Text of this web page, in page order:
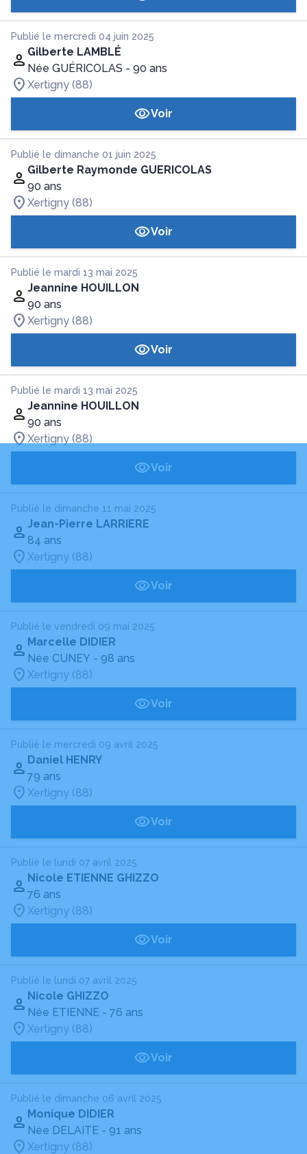
Publié le mercredi 04 juin 2025
Gilberte LAMBLÉ
Née GUÉRICOLAS - 90 ans
Xertigny (88)
Voir
Publié le dimanche 01 juin 2025
Gilberte Raymonde GUERICOLAS
90 ans
Xertigny (88)
Voir
Publié le mardi 13 mai 2025
Jeannine HOUILLON
90 ans
Xertigny (88)
Voir
Publié le mardi 13 mai 2025
Jeannine HOUILLON
90 ans
Xertigny (88)
Voir
Publié le dimanche 11 mai 2025
Jean-Pierre LARRIERE
84 ans
Xertigny (88)
Voir
Publié le vendredi 09 mai 2025
Marcelle DIDIER
Née CUNEY - 98 ans
Xertigny (88)
Voir
Publié le mercredi 09 avril 2025
Daniel HENRY
79 ans
Xertigny (88)
Voir
Publié le lundi 07 avril 2025
Nicole ETIENNE GHIZZO
76 ans
Xertigny (88)
Voir
Publié le lundi 07 avril 2025
Nicole GHIZZO
Née ETIENNE - 76 ans
Xertigny (88)
Voir
Publié le dimanche 06 avril 2025
Monique DIDIER
Née DELAITE - 91 ans
Xertigny (88)